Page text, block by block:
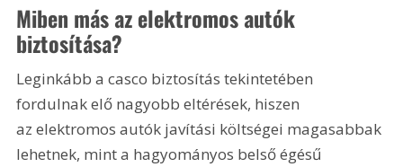
Miben más az elektromos autók
biztosítása?
Leginkább a casco biztosítás tekintetében
fordulnak elő nagyobb eltérések, hiszen
az elektromos autók javítási költségei magasabbak
lehetnek, mint a hagyományos belső égésű